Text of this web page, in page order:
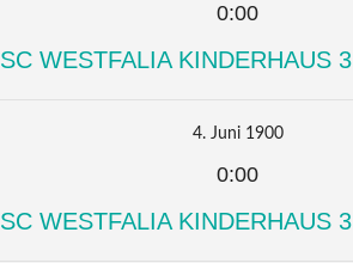
0:00
SC WESTFALIA KINDERHAUS 3
4. Juni 1900
0:00
SC WESTFALIA KINDERHAUS 3